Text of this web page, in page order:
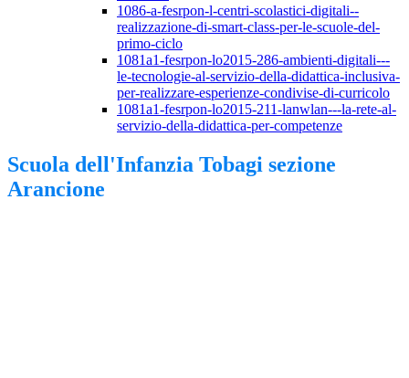
1086-a-fesrpon-l-centri-scolastici-digitali--
realizzazione-di-smart-class-per-le-scuole-del-
primo-ciclo
1081a1-fesrpon-lo2015-286-ambienti-digitali---
le-tecnologie-al-servizio-della-didattica-inclusiva-
per-realizzare-esperienze-condivise-di-curricolo
1081a1-fesrpon-lo2015-211-lanwlan---la-rete-al-
servizio-della-didattica-per-competenze
Scuola dell'Infanzia Tobagi sezione
Arancione